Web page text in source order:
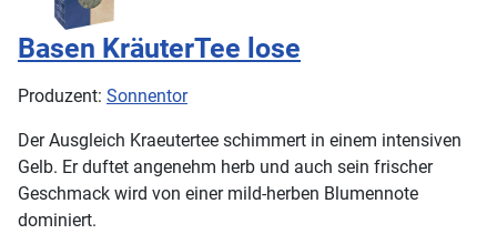
Basen KräuterTee lose
Produzent: Sonnentor
Der Ausgleich Kraeutertee schimmert in einem intensiven
Gelb. Er duftet angenehm herb und auch sein frischer
Geschmack wird von einer mild-herben Blumennote
dominiert.